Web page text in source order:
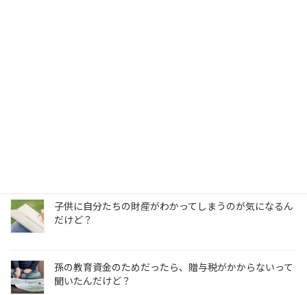
子供に自分たちの財産がわかってしまうのが気になるん
だけど？
孫の教育資金のためだったら、贈与税がかからないって
聞いたんだけど？